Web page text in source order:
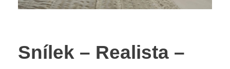
Snílek – Realista –